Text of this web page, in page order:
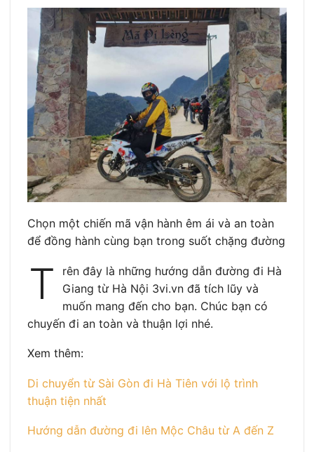
Chọn một chiến mã vận hành êm ái và an toàn
để đồng hành cùng bạn trong suốt chặng đường
T
rên đây là những hướng dẫn đường đi Hà
Giang từ Hà Nội 3vi.vn đã tích lũy và
muốn mang đến cho bạn. Chúc bạn có
chuyến đi an toàn và thuận lợi nhé.
Xem thêm:
Di chuyển từ Sài Gòn đi Hà Tiên với lộ trình
thuận tiện nhất
Hướng dẫn đường đi lên Mộc Châu từ A đến Z